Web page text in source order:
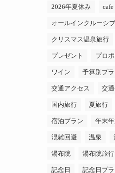
2026年夏休み cafe
オールインクルーシブ
クリスマス温泉旅行
プレゼント プロ
ワイン 予算別プ
交通アクセス 交
国内旅行 夏旅行
宿泊プラン 年末
混雑回避 温泉
湯布院 湯布院旅行
記念日 記念日プ